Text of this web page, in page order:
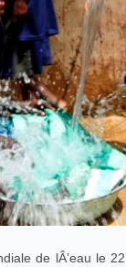
de lÂ’eau le